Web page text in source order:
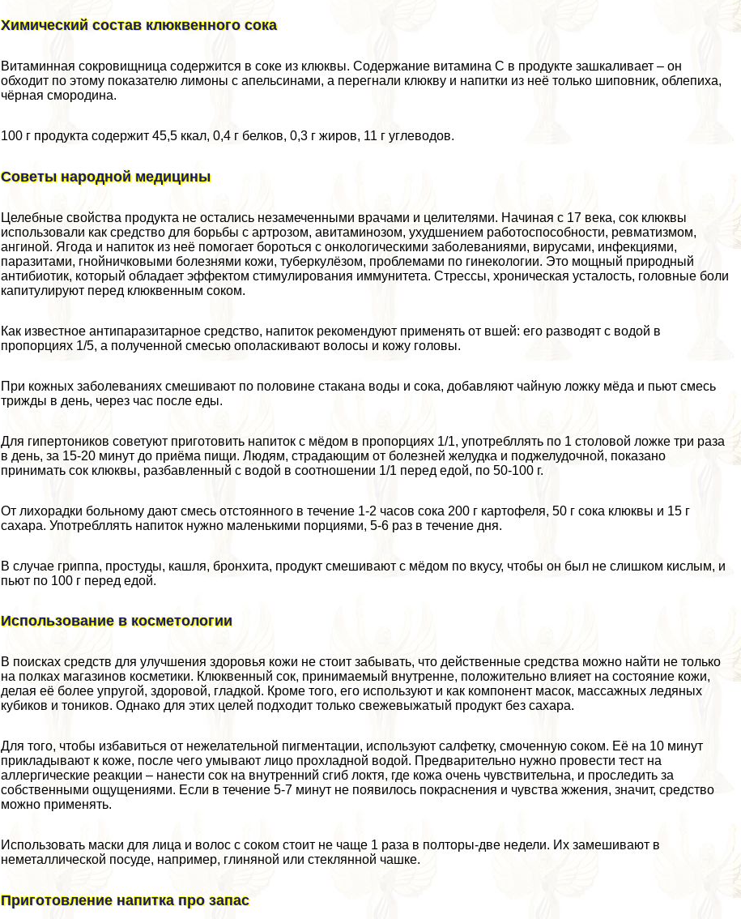
Химический состав клюквенного сока
Витаминная сокровищница содержится в соке из клюквы. Содержание витамина С в продукте зашкаливает – он
обходит по этому показателю лимоны с апельсинами, а перегнали клюкву и напитки из неё только шиповник, облепиха,
чёрная смородина.
100 г продукта содержит 45,5 ккал, 0,4 г белков, 0,3 г жиров, 11 г углеводов.
Советы народной медицины
Целебные свойства продукта не остались незамеченными врачами и целителями. Начиная с 17 века, сок клюквы
использовали как средство для борьбы с артрозом, авитаминозом, ухудшением работоспособности, ревматизмом,
ангиной. Ягода и напиток из неё помогает бороться с oнкoлoгическими заболеваниями, вирусами, инфекциями,
паразитами, гнойничковыми болезнями кожи, туберкулёзом, проблемами по гинекологии. Это мощный природный
антибиотик, который обладает эффектом стимулирования иммунитета. Стрессы, хроническая усталость, головные боли
капитулируют перед клюквенным соком.
Как известное антипаразитарное средство, напиток рекомендуют применять от вшей: его разводят с водой в
пропорциях 1/5, а полученной смесью ополаскивают волосы и кожу головы.
При кожных заболеваниях смешивают по половине стакана воды и сока, добавляют чайную ложку мёда и пьют смесь
трижды в день, через час после еды.
Для гипертоников советуют приготовить напиток с мёдом в пропорциях 1/1, употрeбллять по 1 столовой ложке три раза
в день, за 15-20 минут до приёма пищи. Людям, страдающим от болезней желудка и поджелудочной, показано
принимать сок клюквы, разбавленный с водой в соотношении 1/1 перед едой, по 50-100 г.
От лихорадки больному дают смесь отстоянного в течение 1-2 часов сока 200 г картофеля, 50 г сока клюквы и 15 г
сахара. Употрeбллять напиток нужно маленькими порциями, 5-6 раз в течение дня.
В случае гриппа, простуды, кашля, бронхита, продукт смешивают с мёдом по вкусу, чтобы он был не слишком кислым, и
пьют по 100 г перед едой.
Использование в косметологии
В поисках средств для улучшения здоровья кожи не стоит забывать, что действенные средства можно найти не только
на полках магазинов косметики. Клюквенный сок, принимаемый внутренне, положительно влияет на состояние кожи,
делая её более упругой, здоровой, гладкой. Кроме того, его используют и как компонент масок, массажных ледяных
кубиков и тоников. Однако для этих целей подходит только свежевыжатый продукт без сахара.
Для того, чтобы избавиться от нежелательной пигментации, используют салфетку, смоченную соком. Её на 10 минут
прикладывают к коже, после чего умывают лицо прохладной водой. Предварительно нужно провести тест на
аллергические реакции – нанести сок на внутренний сгиб локтя, где кожа очень чувствительна, и проследить за
собственными ощущениями. Если в течение 5-7 минут не появилось покраснения и чувства жжения, значит, средство
можно применять.
Использовать маски для лица и волос с соком стоит не чаще 1 раза в полторы-две недели. Их замешивают в
неметаллической посуде, например, глиняной или стеклянной чашке.
Приготовление напитка про запас